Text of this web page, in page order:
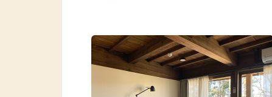
都心での生活に疲れたらぜひ上野原に
暮らしが待ち構えていることでしょう。